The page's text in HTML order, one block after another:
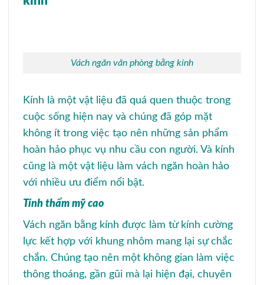
Vách ngăn văn phòng bằng kính
Kính là một vật liệu đã quá quen thuộc trong
cuộc sống hiện nay và chúng đã góp mặt
không ít trong việc tạo nên những sản phẩm
hoàn hảo phục vụ nhu cầu con người. Và kính
cũng là một vật liệu làm vách ngăn hoàn hảo
với nhiều ưu điểm nổi bật.
Tính thẩm mỹ cao
Vách ngăn bằng kính được làm từ kính cường
lực kết hợp với khung nhôm mang lại sự chắc
chắn. Chúng tạo nên một không gian làm việc
thông thoáng, gần gũi mà lại hiện đại, chuyên